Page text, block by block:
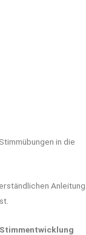
in die
Anleitung